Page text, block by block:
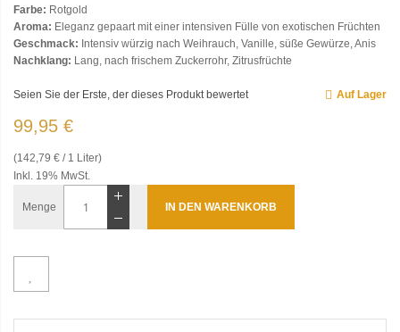
Farbe: Rotgold
Aroma: Eleganz gepaart mit einer intensiven Fülle von exotischen Früchten
Geschmack: Intensiv würzig nach Weihrauch, Vanille, süße Gewürze, Anis
Nachklang: Lang, nach frischem Zuckerrohr, Zitrusfrüchte
Auf Lager
Seien Sie der Erste, der dieses Produkt bewertet
99,95 €
(142,79 € / 1 Liter)
Inkl. 19% MwSt.
Menge IN DEN WARENKORB